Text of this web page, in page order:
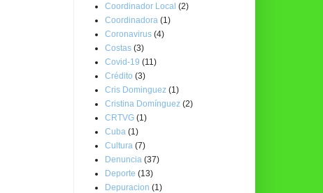
Coordinador Local (2)
Coordinadora (1)
Coronavirus (4)
Costas (3)
Covid-19 (11)
Crédito (3)
Cris Dominguez (1)
Cristina Domínguez (2)
CRTVG (1)
Cuba (1)
Cultura (7)
Denuncia (37)
Deporte (13)
Depuracion (1)